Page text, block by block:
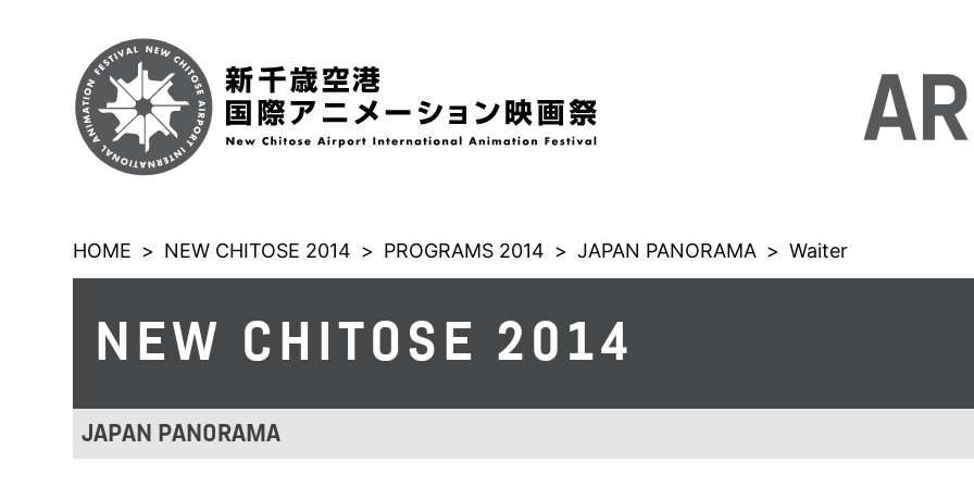
HOME > NEW CHITOSE 2014 > PROGRAMS 2014 > JAPAN PANORAMA > Waiter
NEW CHITOSE 2014
JAPAN PANORAMA